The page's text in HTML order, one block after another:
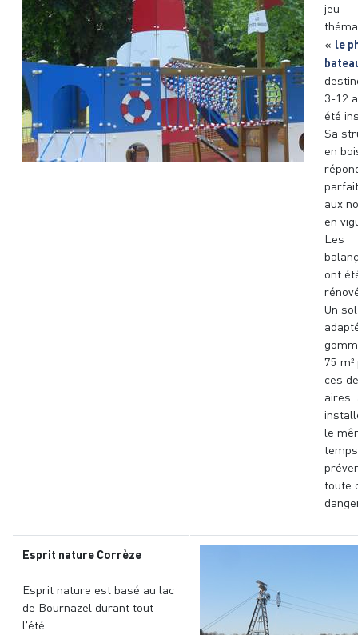
jeu
« le
3-12
été
Sa
en
aux
en
Les
ont
Un
75
ces
aires
le
toute
Esprit nature Corrèze
Esprit nature est basé au lac
de Bournazel durant tout
l'été.